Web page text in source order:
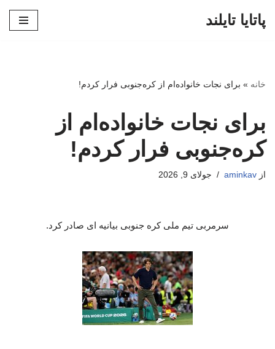
پاتایا تایلند
خانه » برای نجات خانواده‌ام از کره‌جنوبی فرار کردم!
برای نجات خانواده‌ام از
کره‌جنوبی فرار کردم!
از aminkav جولای 9, 2026
سرمربی تیم ملی کره جنوبی بیانیه ای صادر کرد.